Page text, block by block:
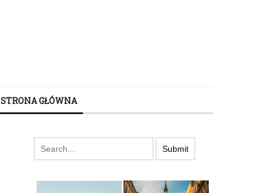
STRONA GŁÓWNA